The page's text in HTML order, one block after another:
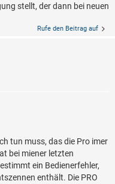
stellt, der dann bei neuen
Rufe den Beitrag auf
tun muss, das die Pro imer
bei miener letzten
ein Bedienerfehler,
enthält. Die PRO